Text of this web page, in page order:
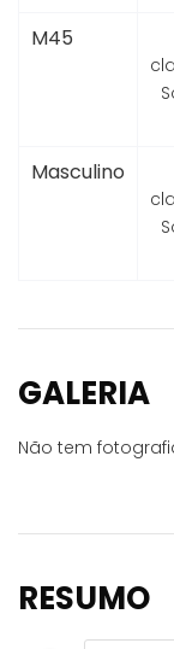
M45
Masculino
GALERIA
Não tem
RESUMO